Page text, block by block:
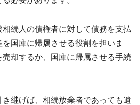
続人の債権者に対して債務を支払
国庫に帰属させる役割を担いま
却するか、国庫に帰属させる手続
継げば、相続放棄者であっても遺